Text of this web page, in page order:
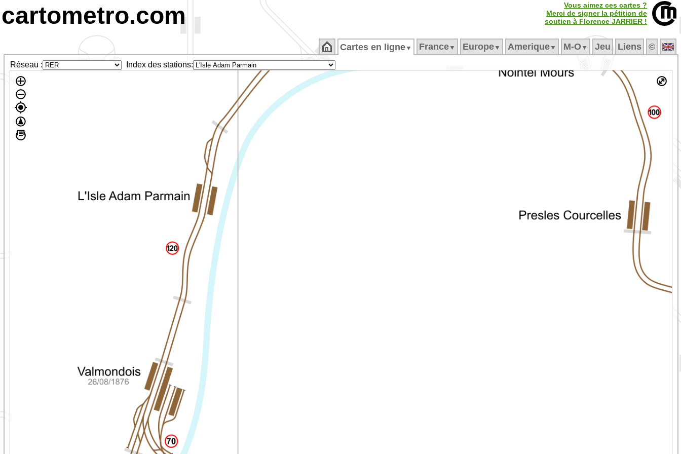
cartometro.com
Vous aimez ces cartes ?
Merci de signer la pétition de
soutien à Florence JARRIER !
Cartes en ligne ▼ France ▼ Europe ▼ Amerique ▼ M‑O ▼ Jeu Liens ©
Réseau : Index des stations: